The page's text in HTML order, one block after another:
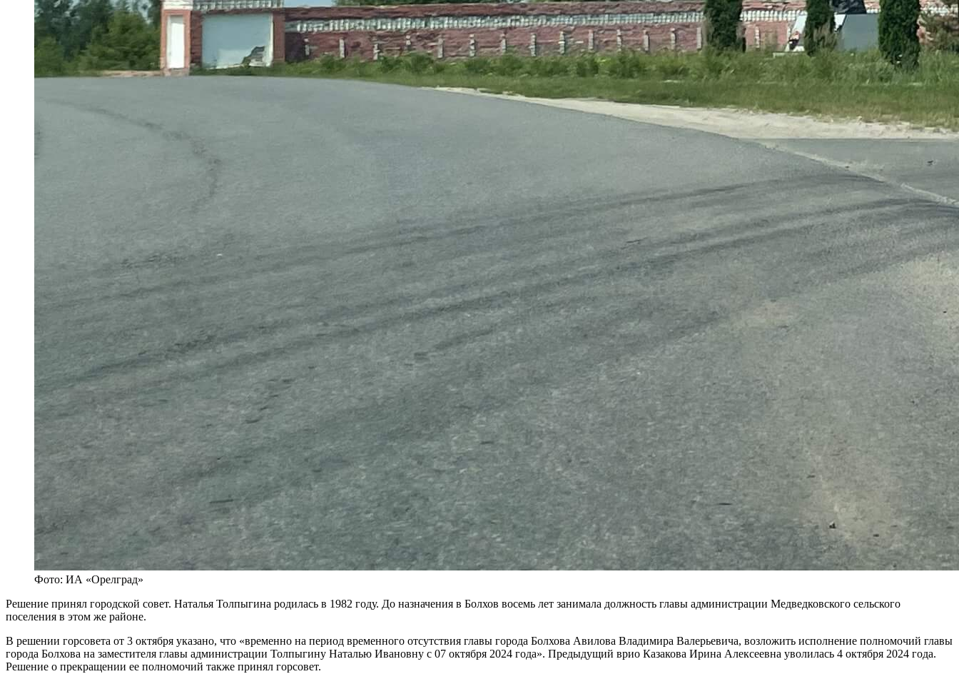
Фото: ИА «Орелград»
Решение принял городской совет. Наталья Толпыгина родилась в 1982 году. До назначения в Болхов восемь лет занимала должность главы администрации Медведковского сельского
поселения в этом же районе.
В решении горсовета от 3 октября указано, что «временно на период временного отсутствия главы города Болхова Авилова Владимира Валерьевича, возложить исполнение полномочий главы
города Болхова на заместителя главы администрации Толпыгину Наталью Ивановну с 07 октября 2024 года». Предыдущий врио Казакова Ирина Алексеевна уволилась 4 октября 2024 года.
Решение о прекращении ее полномочий также принял горсовет.